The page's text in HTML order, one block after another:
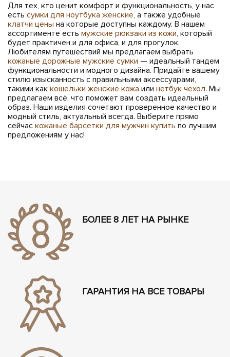
Для тех, кто ценит комфорт и функциональность, у нас
есть сумки для ноутбука женские, а также удобные
клатчи цены на которые доступны каждому. В нашем
ассортименте есть мужские рюкзаки из кожи, который
будет практичен и для офиса, и для прогулок.
Любителям путешествий мы предлагаем выбрать
кожаные дорожные мужские сумки — идеальный тандем
функциональности и модного дизайна. Придайте вашему
стилю изысканность с правильными аксессуарами,
такими как кошельки женские кожа или нетбук чехол. Мы
предлагаем всё, что поможет вам создать идеальный
образ. Наши изделия сочетают проверенное качество и
модный стиль, актуальный всегда. Выберите прямо
сейчас кожаные барсетки для мужчин купить по лучшим
предложениям у нас!
БОЛЕЕ 8 ЛЕТ НА РЫНКЕ
ГАРАНТИЯ НА ВСЕ ТОВАРЫ